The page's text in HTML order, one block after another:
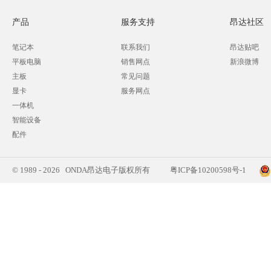
产品
笔记本
平板电脑
主板
显卡
一体机
智能设备
配件
服务支持
联系我们
销售网点
常见问题
服务网点
昂达社区
昂达贴吧
新浪微博
© 1989 - 2026 ONDA昂达电子版权所有 粤ICP备10200598号-1